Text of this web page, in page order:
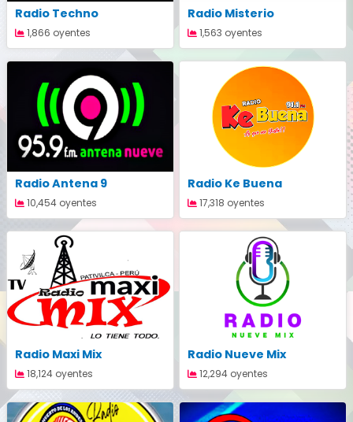
Radio Techno
1,866 oyentes
Radio Misterio
1,563 oyentes
Radio Antena 9
10,454 oyentes
Radio Ke Buena
17,318 oyentes
Radio Maxi Mix
18,124 oyentes
Radio Nueve Mix
12,294 oyentes